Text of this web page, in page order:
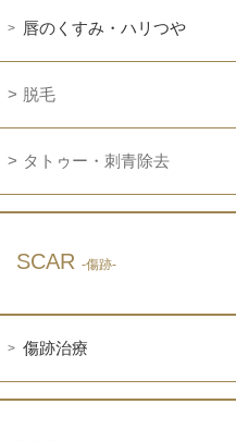
唇のくすみ・ハリつや
脱毛
タトゥー・刺青除去
SCAR -傷跡-
傷跡治療